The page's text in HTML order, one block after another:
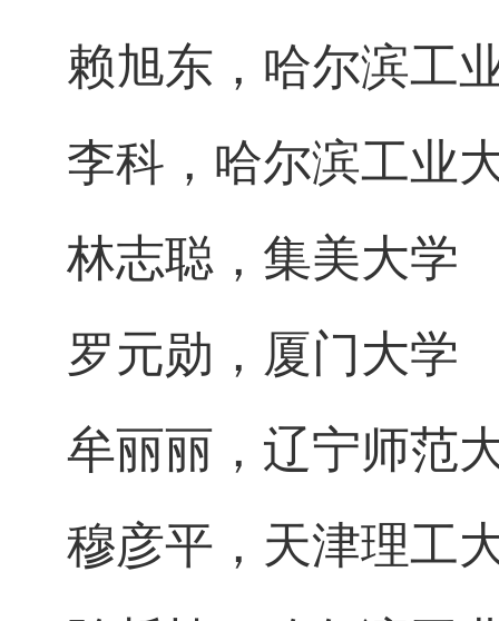
赖旭东，哈尔滨工
李科，哈尔滨工业
林志聪，集美大学
罗元勋，厦门大学
牟丽丽，辽宁师范
穆彦平，天津理工